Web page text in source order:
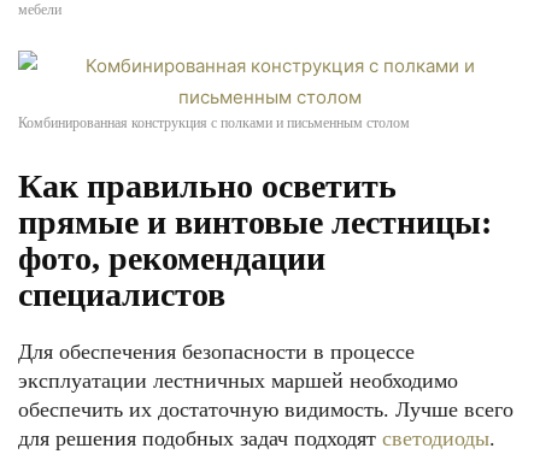
мебели
Комбинированная конструкция с полками и письменным столом
Как правильно осветить
прямые и винтовые лестницы:
фото, рекомендации
специалистов
Для обеспечения безопасности в процессе
эксплуатации лестничных маршей необходимо
обеспечить их достаточную видимость. Лучше всего
для решения подобных задач подходят светодиоды.